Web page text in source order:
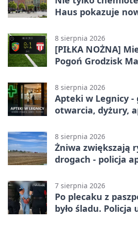
Haus pokazuje
8 sierpnia 2026
[PIŁKA NOŻNA]
Pogoń Grodzisk
meczu w Legnicy
8 sierpnia 2026
Apteki w Legnicy -
otwarcia, dyżury,
8 sierpnia 2026
Żniwa zwiększają
drogach - policja
7 sierpnia 2026
Po plecaku z
było śladu. Policja